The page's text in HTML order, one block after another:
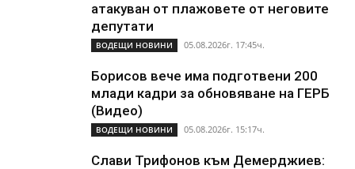
атакуван от плажoвете от неговите
депутати
ВОДЕЩИ НОВИНИ 05.08.2026г. 17:45ч.
Борисов вече има подготвени 200
млади кадри за обновяване на ГЕРБ
(Видео)
ВОДЕЩИ НОВИНИ 05.08.2026г. 15:17ч.
Слави Трифонов към Демерджиев: